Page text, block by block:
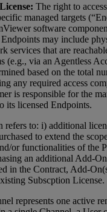
The right to
managed targets
software
may include
services that are
(e.g., via an Agentless
based on the total
any required access
is responsible for the
its licensed Endpoints.
refers to: i) additional
to extend the
or functionalities of the
an additional Add-
in the Contract, Add-
Subscption License.
represents one active